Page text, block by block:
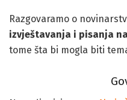
Razgovaramo o
izvještavanja i pisanja
tome šta bi mogla biti